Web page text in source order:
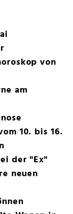
von
am
10. bis 16.
der "Ex"
neuen